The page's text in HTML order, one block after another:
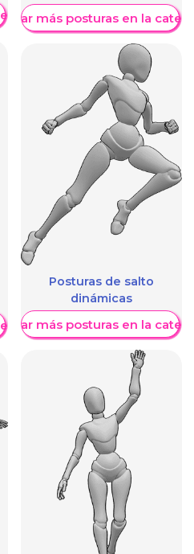
más posturas en la
Posturas de salto
dinámicas
más posturas en la